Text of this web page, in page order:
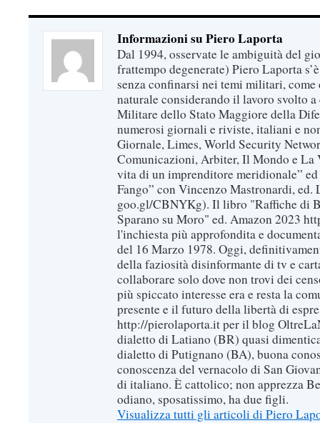
Informazioni su Piero Laporta
Dal 1994, osservate le ambiguità del
frattempo degenerate) Piero Laporta
senza confinarsi nei temi militari, come
naturale considerando il lavoro svolto
Militare dello Stato Maggiore della
numerosi giornali e riviste, italiani e
Giornale, Limes, World Security
Comunicazioni, Arbiter, Il Mondo e La
vita di un imprenditore meridionale”
Fango” con Vincenzo Mastronardi,
goo.gl/CBNYKg). Il libro "Raffiche di
Sparano su Moro" ed. Amazon 2023
l'inchiesta più approfondita e
del 16 Marzo 1978. Oggi,
della faziosità disinformante di tv e
collaborare solo dove non trovi dei
più spiccato interesse era e resta la
presente e il futuro della libertà di
http://pierolaporta.it per il blog
dialetto di Latiano (BR) quasi
dialetto di Putignano (BA), buona
conoscenza del vernacolo di San
di italiano. È cattolico; non apprezza
odiano, sposatissimo, ha due figli.
Visualizza tutti gli articoli di Piero